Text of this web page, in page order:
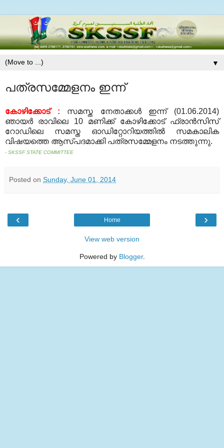
▼
പത്രസമ്മേളനം ഇന്ന്
കോഴിക്കോട് : സമസ്ത നേതാക്കള്‍ ഇന്ന് (01.06.2014)
ഞായര്‍ രാവിലെ 10 മണിക്ക് കോഴിക്കോട് ഫ്രാന്‍സിസ്
റോഡിലെ സമസ്ത ഓഡിറ്റോറിയത്തില്‍ സമകാലിക
വിഷയത്തെ ആസ്പദമാക്കി പത്രസമ്മേളനം നടത്തുന്നു.
- SKSSF STATE COMMITTEE
Posted on Sunday, June 01, 2014
‹ ›
Home
View web version
Powered by Blogger.